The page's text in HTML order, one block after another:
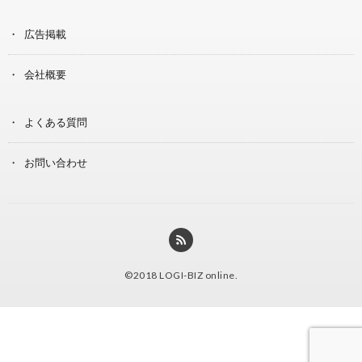
広告掲載
会社概要
よくある質問
お問い合わせ
©2018 LOGI-BIZ online.